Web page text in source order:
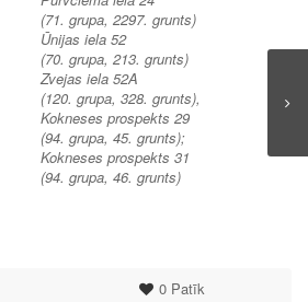
(71. grupa, 2297. grunts)
Ūnijas iela 52
(70. grupa, 213. grunts)
Zvejas iela 52A
(120. grupa, 328. grunts),
Kokneses prospekts 29
(94. grupa, 45. grunts);
Kokneses prospekts 31
(94. grupa, 46. grunts)
0Patīk